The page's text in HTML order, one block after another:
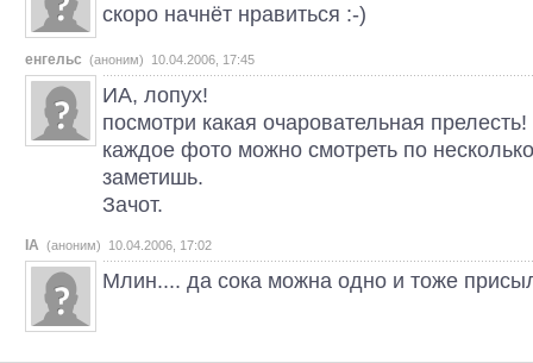
скоро начнёт нравиться :-)
енгельс (аноним) 10.04.2006, 17:45
ИА, лопух!
посмотри какая очаровательная
каждое фото можно смотреть по
заметишь.
Зачот.
IA (аноним) 10.04.2006, 17:02
Млин.... да сока можна одно и тоже